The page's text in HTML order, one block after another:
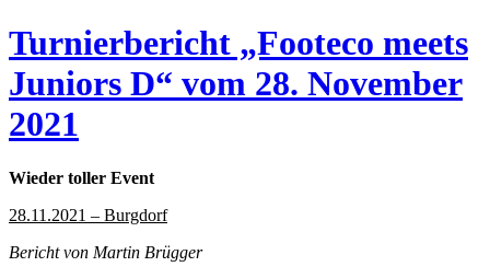
Turnierbericht „Footeco meets
Juniors D“ vom 28. November
2021
Wieder toller Event
28.11.2021 – Burgdorf
Bericht von Martin Brügger